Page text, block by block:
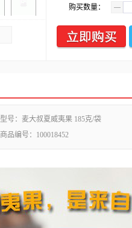
购买数量：
型号： 麦大叔夏威夷果 185克/袋
商品编号： 100018452